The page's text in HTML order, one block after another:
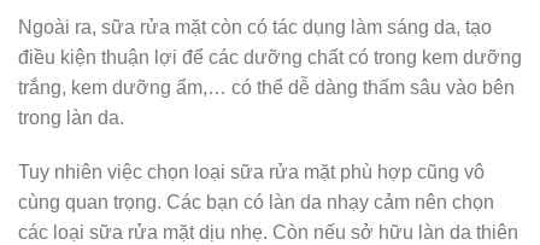
Ngoài ra, sữa rửa mặt còn có tác dụng làm sáng da, tạo
điều kiện thuận lợi để các dưỡng chất có trong kem dưỡng
trắng, kem dưỡng ẩm,… có thể dễ dàng thấm sâu vào bên
trong làn da.
Tuy nhiên việc chọn loại sữa rửa mặt phù hợp cũng vô
cùng quan trọng. Các bạn có làn da nhạy cảm nên chọn
các loại sữa rửa mặt dịu nhẹ. Còn nếu sở hữu làn da thiên